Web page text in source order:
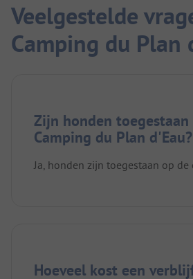
Veelgestelde
Camping du Plan
Zijn honden toegestaan
Camping du Plan d'Eau?
Ja, honden zijn toegestaan op de
Hoeveel kost een